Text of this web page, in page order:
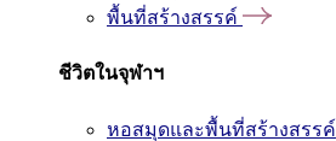
พื้นที่สร้างสรรค์
ชีวิตในจุฬาฯ
หอสมุดและพื้นที่สร้างสรรค์